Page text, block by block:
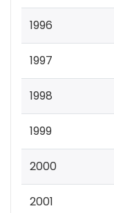
1996
1997
1998
1999
2000
2001